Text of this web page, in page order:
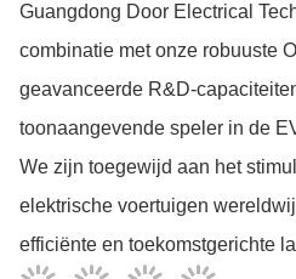
Guangdong Door Electrical
combinatie met onze robuuste
geavanceerde R&D-
toonaangevende speler in de
We zijn toegewijd aan het
elektrische voertuigen
efficiënte en toekomstgerichte